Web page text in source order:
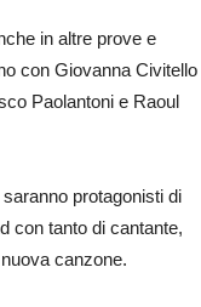
in altre prove e
con Giovanna Civitello
Paolantoni e Raoul
protagonisti di
con tanto di cantante,
canzone.